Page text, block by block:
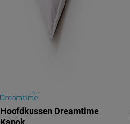
Hoofdkussen Dreamtime
Kapok